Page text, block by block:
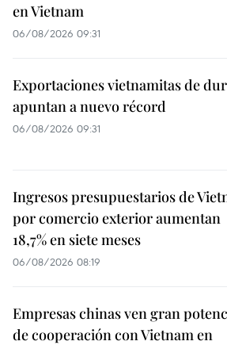
en Vietnam
06/08/2026 09:31
Exportaciones vietnamitas de
apuntan a nuevo récord
06/08/2026 09:31
Ingresos presupuestarios de
por comercio exterior aumentan
18,7% en siete meses
06/08/2026 08:19
Empresas chinas ven gran
de cooperación con Vietnam en